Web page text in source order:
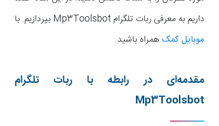
داریم به معرفی ربات تلگرام Mp3Toolsbot بپردازیم. با
موبایل کمک همراه باشید.
مقدمه‌ای در رابطه با ربات تلگرام
Mp3Toolsbot